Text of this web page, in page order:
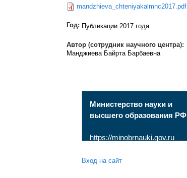
mandzhieva_chteniyakalmnc2017.pdf
Год: Публикации 2017 года
Автор (сотрудник научного центра):
Манджиева Байрта Барбаевна
Министерство науки и
высшего образования РФ
https://minobrnauki.gov.ru
Вход на сайт